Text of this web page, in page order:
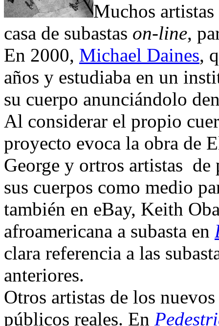
Muchos
casa de subastas on-line,
En 2000, Michael Daines,
años y estudiaba en un
su cuerpo anunciándolo
Al considerar el propio
proyecto evoca la obra de
George y ortros artistas de
sus cuerpos como medio
también en eBay, Keith
afroamericana a subasta en
clara referencia a las
anteriores.
Otros artistas de los
públicos reales. En